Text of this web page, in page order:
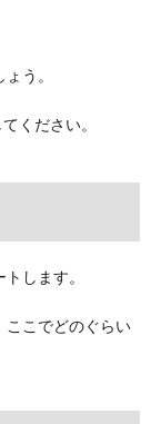
う。
ください。
します。
ここでどのぐらい